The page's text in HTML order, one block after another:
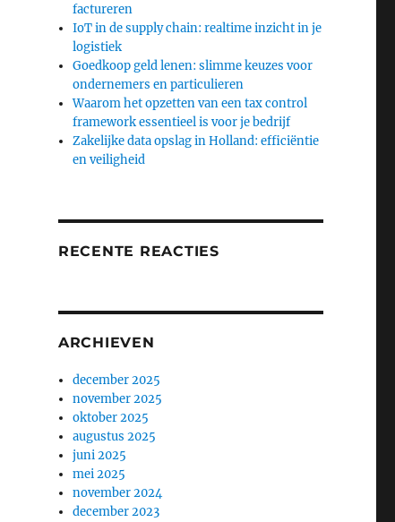
factureren
IoT in de supply chain: realtime inzicht in je
logistiek
Goedkoop geld lenen: slimme keuzes voor
ondernemers en particulieren
Waarom het opzetten van een tax control
framework essentieel is voor je bedrijf
Zakelijke data opslag in Holland: efficiëntie
en veiligheid
RECENTE REACTIES
ARCHIEVEN
december 2025
november 2025
oktober 2025
augustus 2025
juni 2025
mei 2025
november 2024
december 2023